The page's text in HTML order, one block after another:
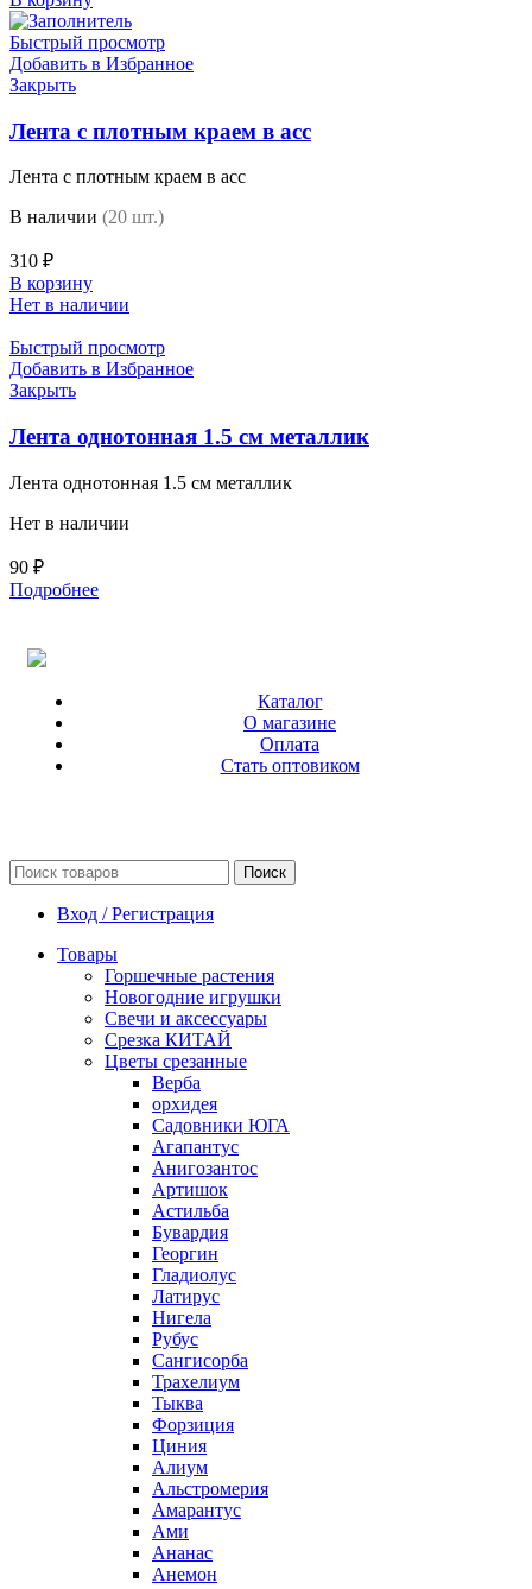
Быстрый просмотр
Добавить в Избранное
Закрыть
Лента с плотным краем в асс
Лента с плотным краем в асс
В наличии (20 шт.)
310 ₽
В корзину
Нет в наличии
Быстрый просмотр
Добавить в Избранное
Закрыть
Лента однотонная 1.5 см металлик
Лента однотонная 1.5 см металлик
Нет в наличии
90 ₽
Подробнее
Каталог
О магазине
Оплата
Стать оптовиком
Поиск
Вход / Регистрация
Товары
Горшечные растения
Новогодние игрушки
Свечи и аксессуары
Срезка КИТАЙ
Цветы срезанные
Верба
орхидея
Садовники ЮГА
Агапантус
Анигозантос
Артишок
Астильба
Бувардия
Георгин
Гладиолус
Латирус
Нигела
Рубус
Сангисорба
Трахелиум
Тыква
Форзиция
Циния
Алиум
Альстромерия
Амарантус
Ами
Ананас
Анемон